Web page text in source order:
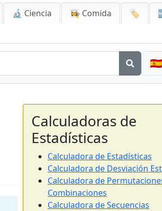
🔬 Ciencia 👩‍🍳 Comida 🏷️
Calculadoras de
Estadísticas
Calculadora de Estadísticas
Calculadora de Desviación
Calculadora de
Combinaciones
Calculadora de Secuencias